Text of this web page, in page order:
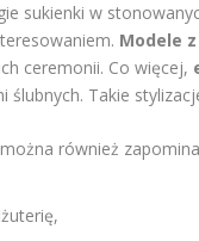
sukienki w
Modele
ceremonii. Co więcej,
ślubnych. Takie
również